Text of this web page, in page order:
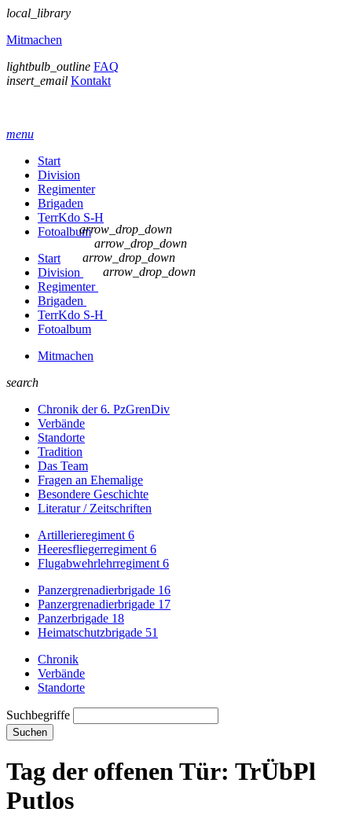
local_library
Mitmachen
lightbulb_outline FAQ
insert_email Kontakt
menu
Start
Division
Regimenter
Brigaden
TerrKdo S-H
Fotoalbum
Start
Division
arrow_drop_down
Regimenter
arrow_drop_down
Brigaden
arrow_drop_down
TerrKdo S-H
arrow_drop_down
Fotoalbum
Mitmachen
search
Chronik der 6. PzGrenDiv
Verbände
Standorte
Tradition
Das Team
Fragen an Ehemalige
Besondere Geschichte
Literatur / Zeitschriften
Artillerieregiment 6
Heeresfliegerregiment 6
Flugabwehrlehrregiment 6
Panzergrenadierbrigade 16
Panzergrenadierbrigade 17
Panzerbrigade 18
Heimatschutzbrigade 51
Chronik
Verbände
Standorte
Suchbegriffe
Suchen
Tag der offenen Tür: TrÜbPl
Putlos